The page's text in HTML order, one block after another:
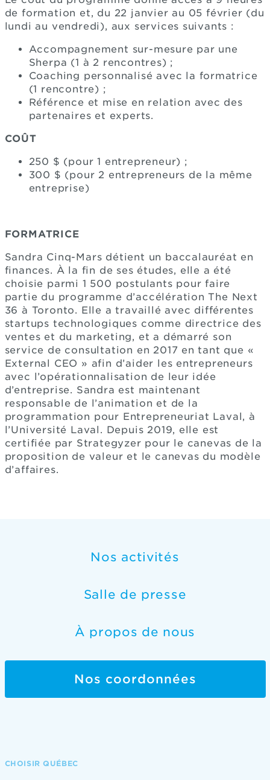
de formation et, du 22 janvier au 05 février (du
lundi au vendredi), aux services suivants :
Accompagnement sur-mesure par une
Sherpa (1 à 2 rencontres) ;
Coaching personnalisé avec la formatrice
(1 rencontre) ;
Référence et mise en relation avec des
partenaires et experts.
COÛT
250 $ (pour 1 entrepreneur) ;
300 $ (pour 2 entrepreneurs de la même
entreprise)
FORMATRICE
Sandra Cinq-Mars détient un baccalauréat en
finances. À la fin de ses études, elle a été
choisie parmi 1 500 postulants pour faire
partie du programme d’accélération The Next
36 à Toronto. Elle a travaillé avec différentes
startups technologiques comme directrice des
ventes et du marketing, et a démarré son
service de consultation en 2017 en tant que «
External CEO » afin d’aider les entrepreneurs
avec l’opérationnalisation de leur idée
d’entreprise. Sandra est maintenant
responsable de l’animation et de la
programmation pour Entrepreneuriat Laval, à
l’Université Laval. Depuis 2019, elle est
certifiée par Strategyzer pour le canevas de la
proposition de valeur et le canevas du modèle
d’affaires.
Nos activités
Salle de presse
À propos de nous
Nos coordonnées
CHOISIR QUÉBEC